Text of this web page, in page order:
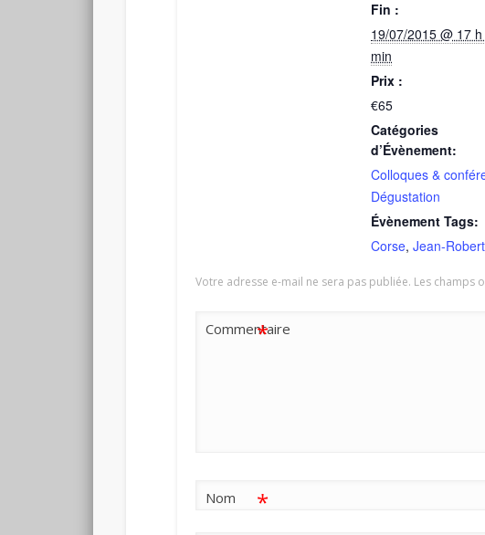
Fin :
19/07/2015 @ 17 h
min
Prix :
€65
Catégories
d’Évènement:
Colloques &
Dégustation
Évènement Tags:
Corse,Jean-
Votre adresse e-mail ne sera pas publiée. Les champs
Commentaire
*
Nom *